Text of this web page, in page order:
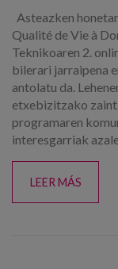
Asteazken
Qualité de Vie à
Teknikoaren 2.
bilerari jarraipena
antolatu da.
etxebizitzako
programaren
interesgarriak
LEER MÁS